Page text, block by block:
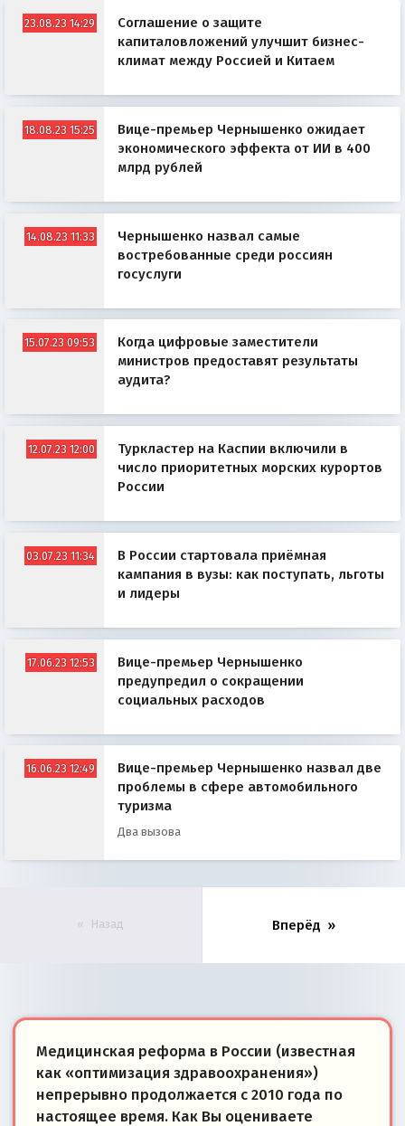
23.08.23 14:29
Соглашение о защите
капиталовложений улучшит бизнес-
климат между Россией и Китаем
18.08.23 15:25
Вице-премьер Чернышенко ожидает
экономического эффекта от ИИ в 400
млрд рублей
14.08.23 11:33
Чернышенко назвал самые
востребованные среди россиян
госуслуги
15.07.23 09:53
Когда цифровые заместители
министров предоставят результаты
аудита?
12.07.23 12:00
Туркластер на Каспии включили в
число приоритетных морских курортов
России
03.07.23 11:34
В России стартовала приёмная
кампания в вузы: как поступать, льготы
и лидеры
17.06.23 12:53
Вице-премьер Чернышенко
предупредил о сокращении
социальных расходов
16.06.23 12:49
Вице-премьер Чернышенко назвал две
проблемы в сфере автомобильного
туризма
Два вызова
Назад Вперёд
Медицинская реформа в России (известная
как «оптимизация здравоохранения»)
непрерывно продолжается с 2010 года по
настоящее время. Как Вы оцениваете